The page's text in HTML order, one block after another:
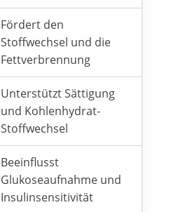
Fördert den
Stoffwechsel und die
Fettverbrennung
Unterstützt Sättigung
und Kohlenhydrat-
Stoffwechsel
Beeinflusst
Glukoseaufnahme und
Insulinsensitivität